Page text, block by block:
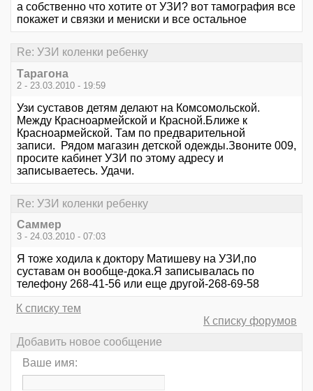
а собственно что хотите от УЗИ? вот тамография все
покажет и связки и мениски и все остальное
Re: УЗИ коленки ребенку
Тарагона
2 - 23.03.2010 - 19:59
Узи суставов детям делают на Комсомольской.
Между Красноармейской и Красной.Ближе к
Красноармейской. Там по предварительной
записи. Рядом магазин детской одежды.Звоните 009,
просите кабинет УЗИ по этому адресу и
записываетесь. Удачи.
Re: УЗИ коленки ребенку
Саммер
3 - 24.03.2010 - 07:03
Я тоже ходила к доктору Матишеву на УЗИ,по
суставам он вообще-дока.Я записывалась по
телефону 268-41-56 или еще другой-268-69-58
К списку тем
К списку форумов
Добавить новое сообщение
Ваше имя: